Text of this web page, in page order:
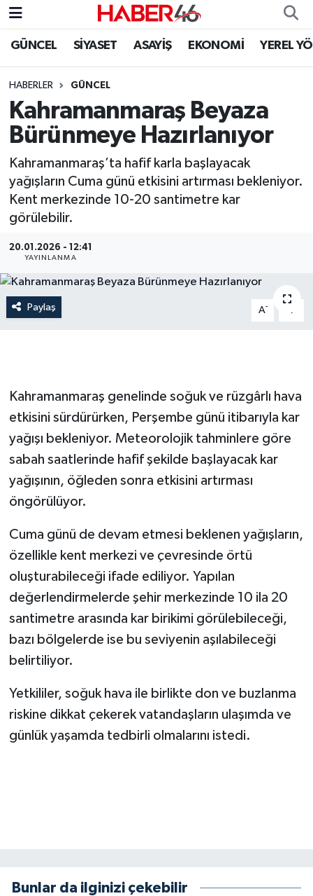
GÜNCEL SİYASET ASAYİŞ EKONOMİ YEREL
HABERLER GÜNCEL
Kahramanmaraş Beyaza
Bürünmeye Hazırlanıyor
Kahramanmaraş’ta hafif karla başlayacak
yağışların Cuma günü etkisini artırması bekleniyor.
Kent merkezinde 10-20 santimetre kar
görülebilir.
20.01.2026 - 12:41
YAYINLANMA
Paylaş A-
Kahramanmaraş genelinde soğuk ve rüzgârlı hava
etkisini sürdürürken, Perşembe günü itibarıyla kar
yağışı bekleniyor. Meteorolojik tahminlere göre
sabah saatlerinde hafif şekilde başlayacak kar
yağışının, öğleden sonra etkisini artırması
öngörülüyor.
Cuma günü de devam etmesi beklenen yağışların,
özellikle kent merkezi ve çevresinde örtü
oluşturabileceği ifade ediliyor. Yapılan
değerlendirmelerde şehir merkezinde 10 ila 20
santimetre arasında kar birikimi görülebileceği,
bazı bölgelerde ise bu seviyenin aşılabileceği
belirtiliyor.
Yetkililer, soğuk hava ile birlikte don ve buzlanma
riskine dikkat çekerek vatandaşların ulaşımda ve
günlük yaşamda tedbirli olmalarını istedi.
Bunlar da ilginizi çekebilir
GÜNCEL
SİYASET
EKONOMİ
SPOR
YAŞAM
EĞİTİM
KSÜ
DÜNYA
ROPORTAJ
KADIN-AİLE
MEDYA
SEÇİM 2011
ÜÇÜNCÜ SAYFA
BİLİMNET
Nöbetçi Eczaneler
Hava Durumu
Kahramanmaraş Namaz Vakitleri
Trafik Durumu
Süper Lig Puan Durumu ve Fikstür
Haber Arşivi